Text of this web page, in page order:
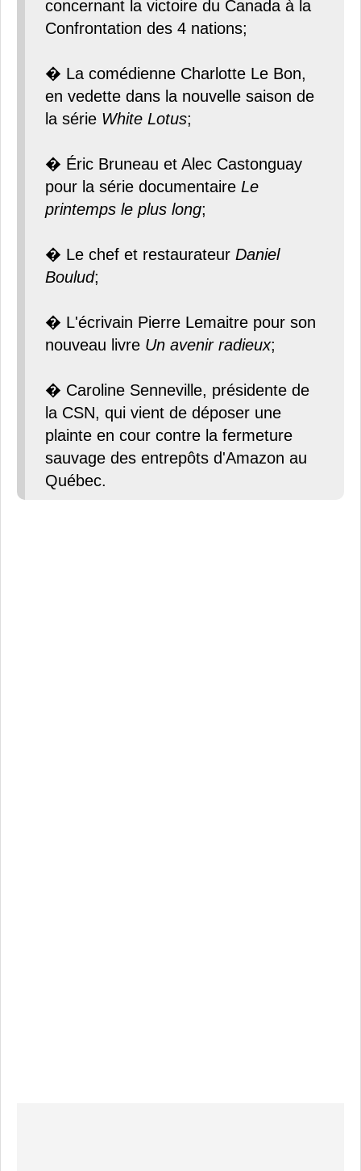
concernant la victoire du Canada à la
Confrontation des 4 nations;
� La comédienne Charlotte Le Bon,
en vedette dans la nouvelle saison de
la série White Lotus;
� Éric Bruneau et Alec Castonguay
pour la série documentaire Le
printemps le plus long;
� Le chef et restaurateur Daniel
Boulud;
� L'écrivain Pierre Lemaitre pour son
nouveau livre Un avenir radieux;
� Caroline Senneville, présidente de
la CSN, qui vient de déposer une
plainte en cour contre la fermeture
sauvage des entrepôts d'Amazon au
Québec.